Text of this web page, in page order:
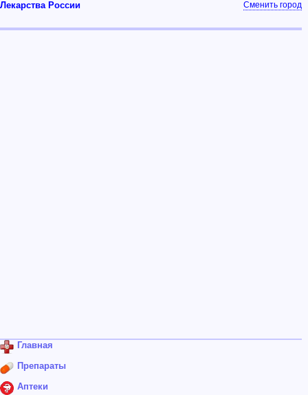
Лекарства России Сменить город
Главная
Препараты
Аптеки